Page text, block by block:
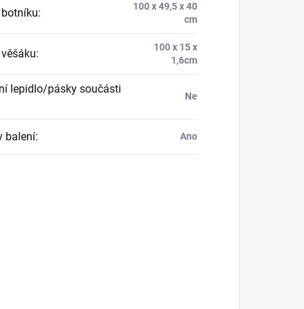
botníku:
100 x 49,5 x 40
cm
:
100 x 15 x
1,6cm
lepidlo/pásky součásti
Ne
balení: Ano